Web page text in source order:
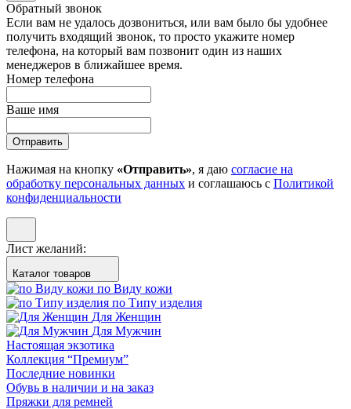
Обратный звонок
Если вам не удалось дозвониться, или вам было бы удобнее
получить входящий звонок, то просто укажите номер
телефона, на который вам позвонит один из наших
менеджеров в ближайшее время.
Номер телефона
Ваше имя
Отправить
Нажимая на кнопку «Отправить», я даю согласие на
обработку персональных данных и соглашаюсь с Политикой
конфиденциальности
Лист желаний:
Каталог товаров
по Виду кожи
по Типу изделия
Для Женщин
Для Мужчин
Настоящая экзотика
Коллекция “Премиум”
Последние новинки
Обувь в наличии и на заказ
Пряжки для ремней